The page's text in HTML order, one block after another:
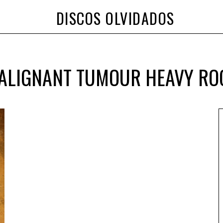
DISCOS OLVIDADOS
TUMOUR HEAVY